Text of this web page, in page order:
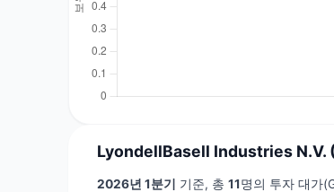
LyondellBasell Industries N.V.
2026년 1분기 기준, 총 11명의 투자 대가